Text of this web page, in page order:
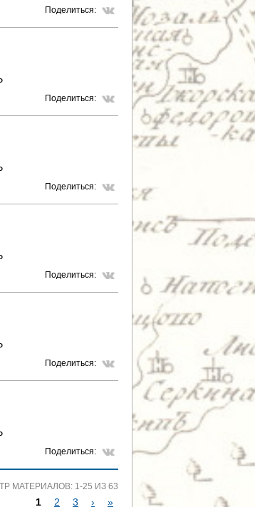
Поделиться:
Поделиться:
Поделиться:
Поделиться:
Поделиться:
Поделиться:
МАТЕРИАЛОВ: 1-25 ИЗ 63
1 2 3 › »